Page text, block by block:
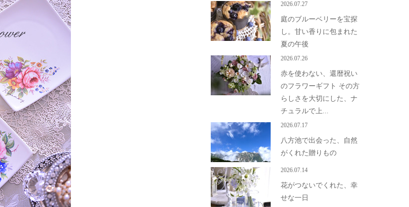
2026.07.27
庭のブルーベリーを宝探
し。甘い香りに包まれた
夏の午後
2026.07.26
赤を使わない、還暦祝い
のフラワーギフト その方
らしさを大切にした、ナ
チュラルで上...
2026.07.17
八方池で出会った、自然
がくれた贈りもの
2026.07.14
花がつないでくれた、幸
せな一日